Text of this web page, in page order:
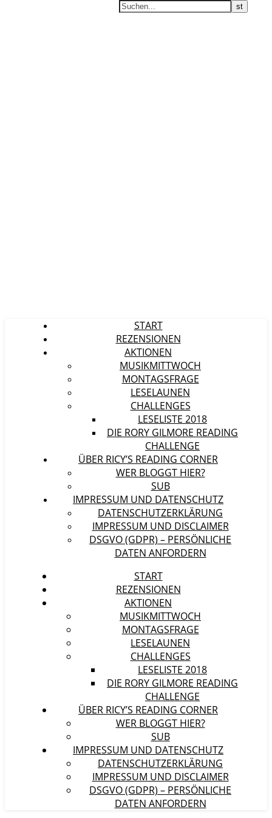
START
REZENSIONEN
AKTIONEN
MUSIKMITTWOCH
MONTAGSFRAGE
LESELAUNEN
CHALLENGES
LESELISTE 2018
DIE RORY GILMORE READING
CHALLENGE
ÜBER RICY’S READING CORNER
WER BLOGGT HIER?
SUB
IMPRESSUM UND DATENSCHUTZ
DATENSCHUTZERKLÄRUNG
IMPRESSUM UND DISCLAIMER
DSGVO (GDPR) – PERSÖNLICHE
DATEN ANFORDERN
START
REZENSIONEN
AKTIONEN
MUSIKMITTWOCH
MONTAGSFRAGE
LESELAUNEN
CHALLENGES
LESELISTE 2018
DIE RORY GILMORE READING
CHALLENGE
ÜBER RICY’S READING CORNER
WER BLOGGT HIER?
SUB
IMPRESSUM UND DATENSCHUTZ
DATENSCHUTZERKLÄRUNG
IMPRESSUM UND DISCLAIMER
DSGVO (GDPR) – PERSÖNLICHE
DATEN ANFORDERN